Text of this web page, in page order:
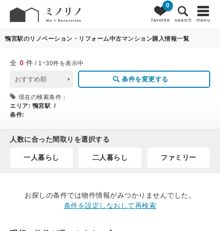
favorite
0
search menu
0 条件変更
鴨宮駅のリノベーション・リフォーム中古マンション購入情報一覧
全 0 件 / 1~30件を表示中
条件を変更する
現在の検索条件：
エリア: 鴨宮駅 /
条件:
人数に合った間取りを選択する
一人暮らし 二人暮らし ファミリー
お探しの条件では物件情報がみつかりませんでした。
条件を設定しなおして再検索